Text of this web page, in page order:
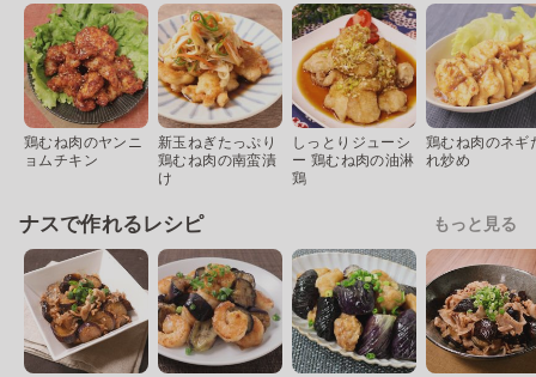
鶏むね肉のヤンニ
ョムチキン
新玉ねぎたっぷり
鶏むね肉の南蛮漬
け
しっとりジューシ
ー 鶏むね肉の油淋
鶏
鶏むね肉のネギ
れ炒め
ナスで作れるレシピ もっと見る